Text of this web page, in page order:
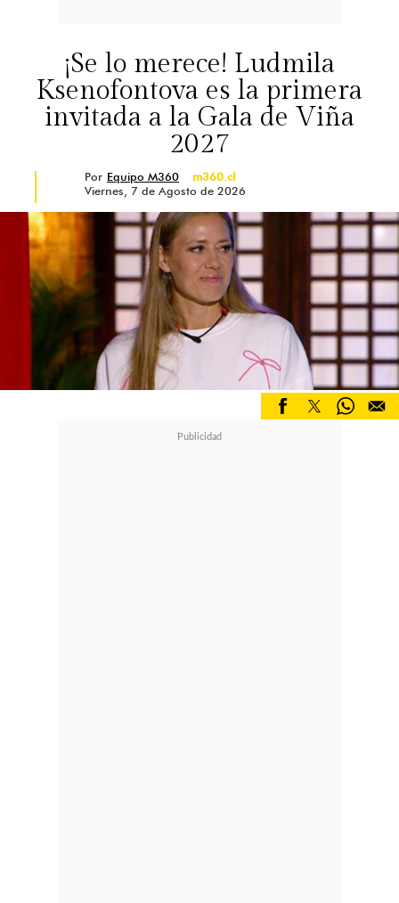
¡Se lo merece! Ludmila
Ksenofontova es la primera
invitada a la Gala de Viña
2027
Por Equipo M360
m360.cl
Viernes, 7 de Agosto de 2026